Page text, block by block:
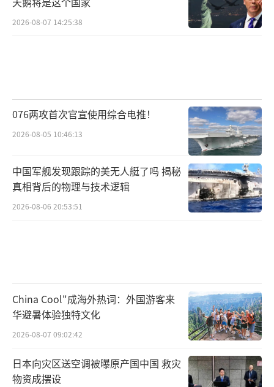
2026-08-07 14:25:38
076两攻首次官宣使用综合电推！
2026-08-05 10:46:13
中国军舰发现跟踪的美无人艇了吗 揭秘
真相背后的物理与技术逻辑
2026-08-06 20:53:51
China Cool"成海外热词：外国游客来
华避暑体验独特文化
2026-08-07 09:02:42
日本向灾区送空调被曝原产国中国 救灾
物资成摆设